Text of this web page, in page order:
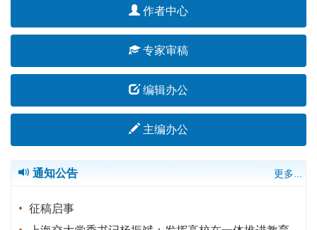
作者中心
专家审稿
编辑办公
主编办公
通知公告 更多...
征稿启事